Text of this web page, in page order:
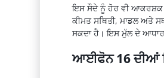
ਇਸ ਸੌਦੇ ਨੂੰ ਹੋਰ ਵੀਆਕਰਸ਼ਕ
ਕੀਮਤ ਸਥਿਤੀ, ਮਾਡਲ ਅਤੇ
ਸਕਦਾ ਹੈ। ਇਸ ਮੁੱਲ ਦੇ ਆਧਾਰ
ਆਈਫੋਨ16 ਦੀਆਂ